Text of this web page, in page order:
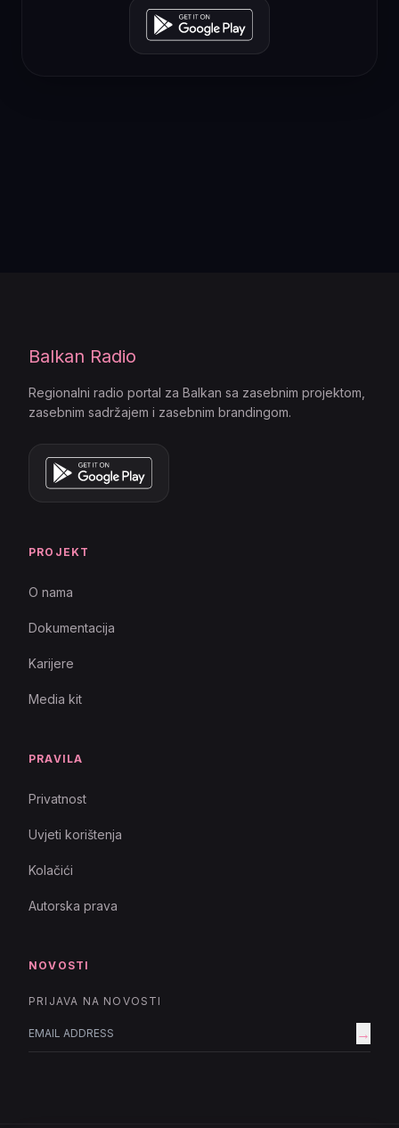
Balkan Radio
Regionalni radio portal za Balkan sa zasebnim projektom,
zasebnim sadržajem i zasebnim brandingom.
PROJEKT
O nama
Dokumentacija
Karijere
Media kit
PRAVILA
Privatnost
Uvjeti korištenja
Kolačići
Autorska prava
NOVOSTI
PRIJAVA NA NOVOSTI
→